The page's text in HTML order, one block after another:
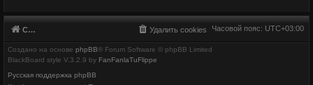
Список форумов Часовой пояс: UTC+03:00
Удалить cookies
Создано на основе phpBB® Forum Software © phpBB Limited
BlackBoard style V.3.2.9 by FanFanlaTuFlippe
Русская поддержка phpBB